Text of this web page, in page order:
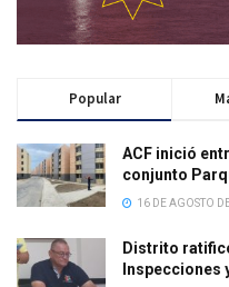
Popular
ACF inició
conjunto
16 DE AGOSTO
Distrito
Inspecciones